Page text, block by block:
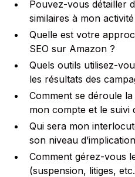
Pouvez-vous détailler
similaires à mon
Quelle est votre
SEO sur Amazon ?
Quels outils utilisez-
les résultats des
Comment se déroule
mon compte et le suivi
Qui sera mon
son niveau
Comment gérez-vous
(suspension, litiges,